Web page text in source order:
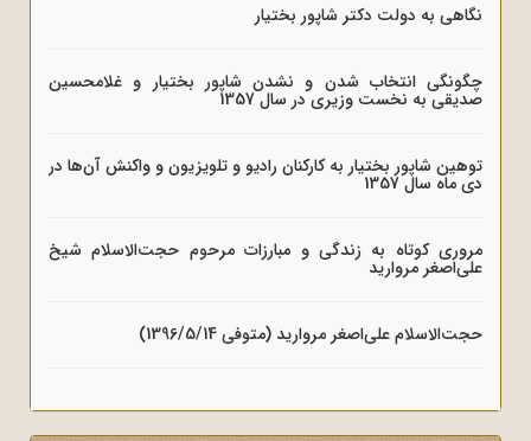
نگاهی به دولت دکتر شاپور بختیار
چگونگی انتخاب شدن و نشدن شاپور بختیار و غلامحسین
صدیقی به نخست وزیری در سال 1357
توهین شاپور بختیار به کارکنان رادیو و تلویزیون و واکنش آن‌ها در
دی ماه سال 1357
مروری کوتاه به زندگی و مبارزات مرحوم حجت‌الاسلام شیخ
علی‌اصغر مروارید
حجت‌الاسلام علی‌اصغر مروارید (متوفی 1396/5/14)